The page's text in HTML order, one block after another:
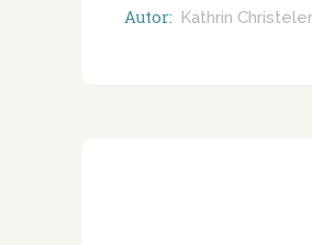
Autor: Kathrin Christeler